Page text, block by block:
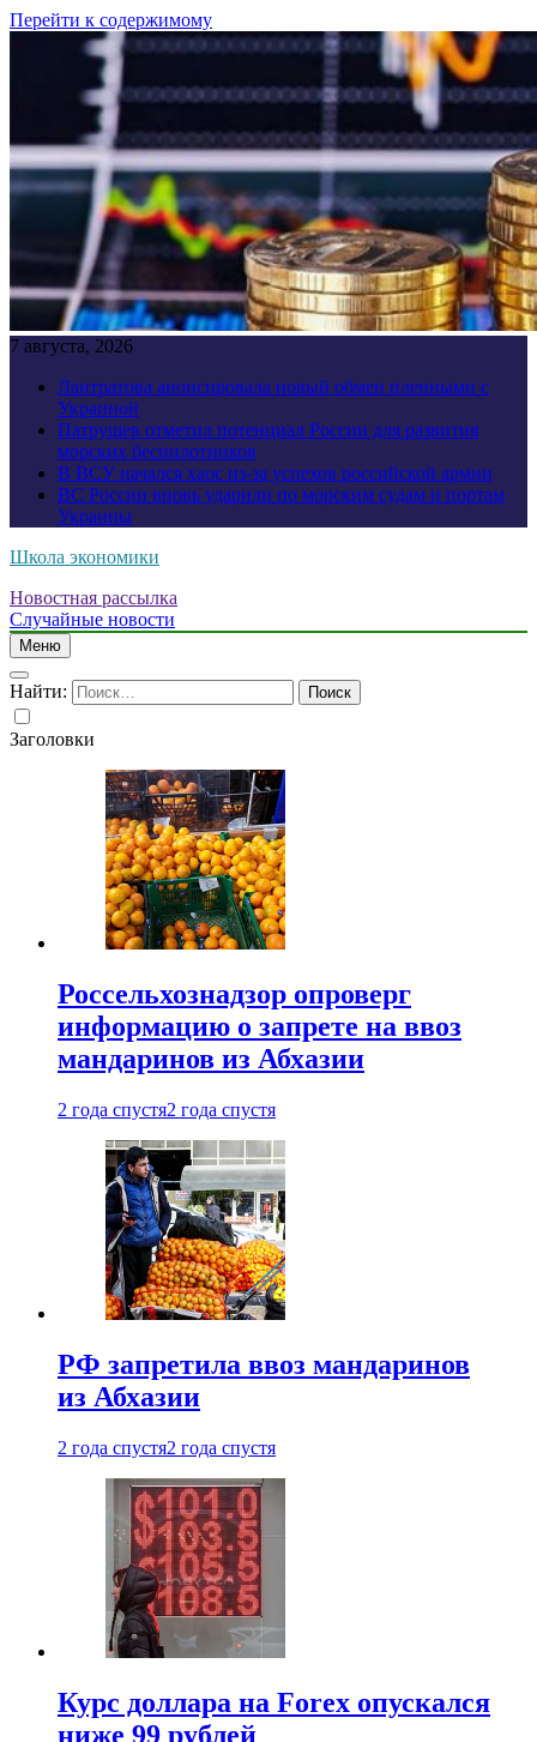
Перейти к содержимому
7 августа, 2026
Лантратова анонсировала новый обмен пленными с
Украиной
Патрушев отметил потенциал России для развития
морских беспилотников
В ВСУ начался хаос из-за успехов российской армии
ВС России вновь ударили по морским судам и портам
Украины
Школа экономики
Новостная рассылка
Случайные новости
Меню
Найти:
Заголовки
Россельхознадзор опроверг
информацию о запрете на ввоз
мандаринов из Абхазии
2 года спустя2 года спустя
РФ запретила ввоз мандаринов
из Абхазии
2 года спустя2 года спустя
Курс доллара на Forex опускался
ниже 99 рублей